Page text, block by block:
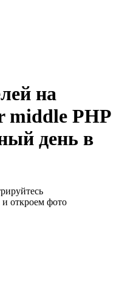
на
middle PHP
день в
откроем фото